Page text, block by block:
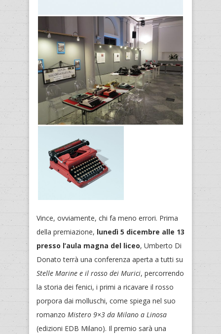
Vince, ovviamente, chi fa meno errori. Prima
della premiazione, lunedì 5 dicembre alle 13
presso l’aula magna del liceo, Umberto Di
Donato terrà una conferenza aperta a tutti su
Stelle Marine e il rosso dei Murici, percorrendo
la storia dei fenici, i primi a ricavare il rosso
porpora dai molluschi, come spiega nel suo
romanzo Mistero 9×3 da Milano a Linosa
(edizioni EDB Milano). Il premio sarà una